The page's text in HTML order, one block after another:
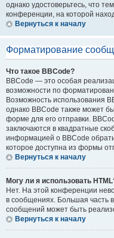
однако удостоверьтесь, что
конференции, на которой
Вернуться к началу
Форматирование
Что такое BBCode?
BBCode — это особая
возможности по
Возможность использования
однако BBCode также может
форме для его отправки.
заключаются в квадратные
информацией о BBCode
которое доступна из формы
Вернуться к началу
Могу ли я использовать
Нет. На этой конференции
в сообщениях. Большая часть
сообщений может быть
Вернуться к началу